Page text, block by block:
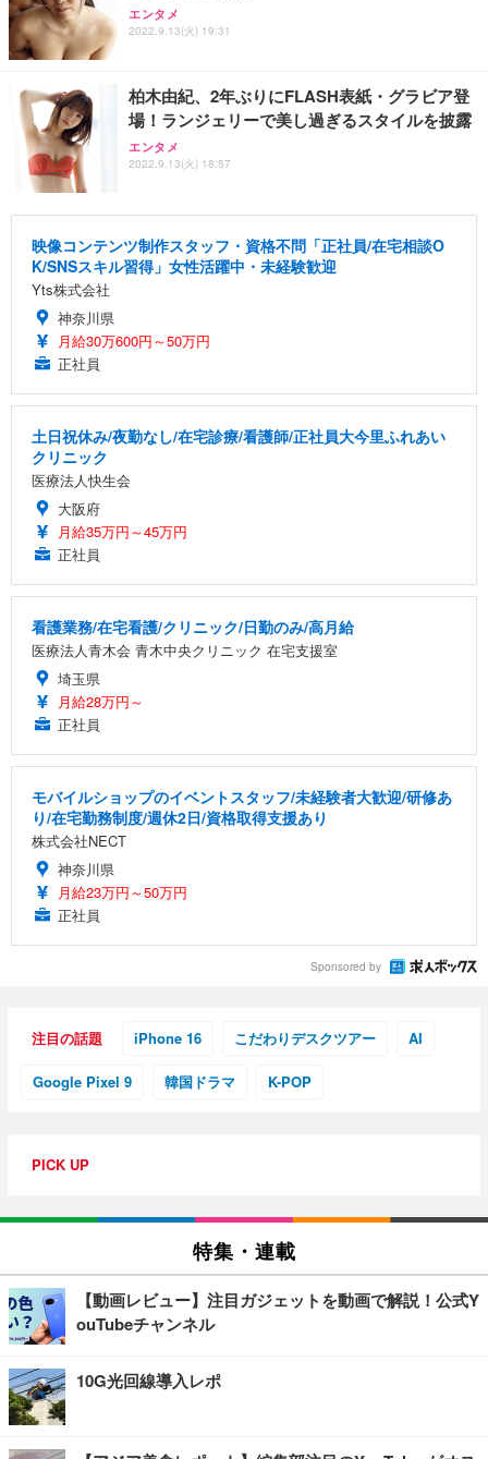
エンタメ
2022.9.13(火) 19:31
柏木由紀、2年ぶりにFLASH表紙・グラビア登
場！ランジェリーで美し過ぎるスタイルを披露
エンタメ
2022.9.13(火) 18:57
映像コンテンツ制作スタッフ・資格不問「正社員/在宅相談O
K/SNSスキル習得」女性活躍中・未経験歓迎
Yts株式会社
神奈川県
月給30万600円～50万円
正社員
土日祝休み/夜勤なし/在宅診療/看護師/正社員大今里ふれあい
クリニック
医療法人快生会
大阪府
月給35万円～45万円
正社員
看護業務/在宅看護/クリニック/日勤のみ/高月給
医療法人青木会 青木中央クリニック 在宅支援室
埼玉県
月給28万円～
正社員
モバイルショップのイベントスタッフ/未経験者大歓迎/研修あ
り/在宅勤務制度/週休2日/資格取得支援あり
株式会社NECT
神奈川県
月給23万円～50万円
正社員
Sponsored by
注目の話題 iPhone 16 こだわりデスクツアー AI
Google Pixel 9 韓国ドラマ K-POP
PICK UP
特集・連載
【動画レビュー】注目ガジェットを動画で解説！公式Y
ouTubeチャンネル
10G光回線導入レポ